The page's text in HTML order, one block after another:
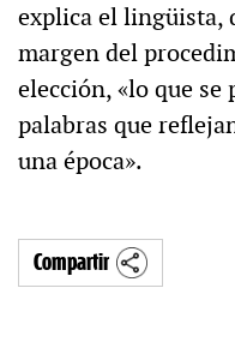
explica el lingüista,
margen del
elección, «lo que se
palabras que
una época».
Compartir